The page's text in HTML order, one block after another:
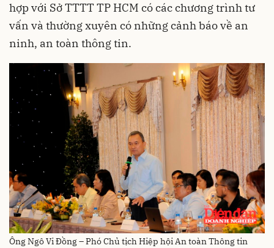
hợp với Sở TTTT TP HCM có các chương trình tư
vấn và thường xuyên có những cảnh báo về an
ninh, an toàn thông tin.
Ông Ngô Vi Đồng – Phó Chủ tịch Hiệp hội An toàn Thông tin